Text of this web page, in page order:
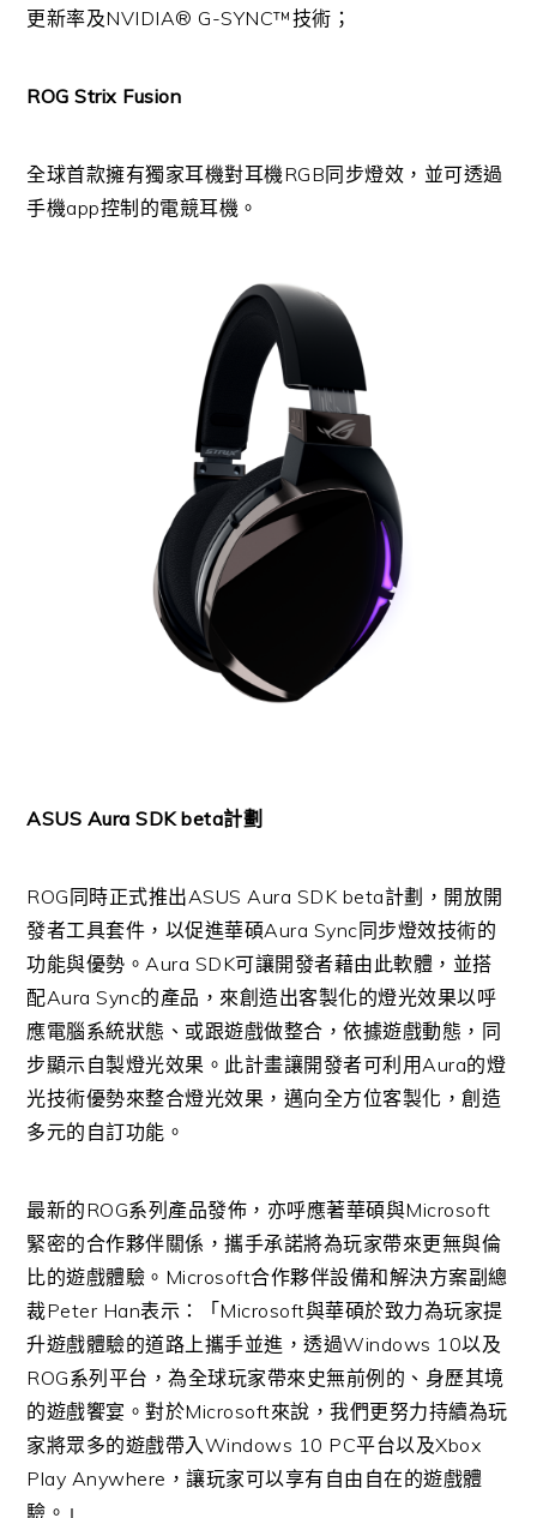
更新率及NVIDIA® G-SYNC™技術；
ROG Strix Fusion
全球首款擁有獨家耳機對耳機RGB同步燈效，並可透過
手機app控制的電競耳機。
ASUS Aura SDK beta計劃
ROG同時正式推出ASUS Aura SDK beta計劃，開放開
發者工具套件，以促進華碩Aura Sync同步燈效技術的
功能與優勢。Aura SDK可讓開發者藉由此軟體，並搭
配Aura Sync的產品，來創造出客製化的燈光效果以呼
應電腦系統狀態、或跟遊戲做整合，依據遊戲動態，同
步顯示自製燈光效果。此計畫讓開發者可利用Aura的燈
光技術優勢來整合燈光效果，邁向全方位客製化，創造
多元的自訂功能。
最新的ROG系列產品發佈，亦呼應著華碩與Microsoft
緊密的合作夥伴關係，攜手承諾將為玩家帶來更無與倫
比的遊戲體驗。Microsoft合作夥伴設備和解決方案副總
裁Peter Han表示：「Microsoft與華碩於致力為玩家提
升遊戲體驗的道路上攜手並進，透過Windows 10以及
ROG系列平台，為全球玩家帶來史無前例的、身歷其境
的遊戲饗宴。對於Microsoft來說，我們更努力持續為玩
家將眾多的遊戲帶入Windows 10 PC平台以及Xbox
Play Anywhere，讓玩家可以享有自由自在的遊戲體
驗。」